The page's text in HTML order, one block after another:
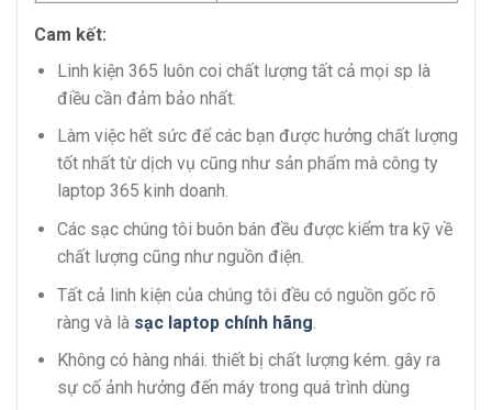
Cam kết:
Linh kiện 365 luôn coi chất lượng tất cả mọi sp là
điều cần đảm bảo nhất.
Làm việc hết sức để các bạn được hưởng chất lượng
tốt nhất từ dịch vụ cũng như sản phẩm mà công ty
laptop 365 kinh doanh.
Các sạc chúng tôi buôn bán đều được kiểm tra kỹ về
chất lượng cũng như nguồn điện.
Tất cả linh kiện của chúng tôi đều có nguồn gốc rõ
ràng và là sạc laptop chính hãng
Không có hàng nhái. thiết bị chất lượng kém. gây ra
sự cố ảnh hưởng đến máy trong quá trình dùng